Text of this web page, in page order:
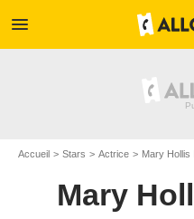
menu
Accueil Stars Actrice Mary Hollis
Mary